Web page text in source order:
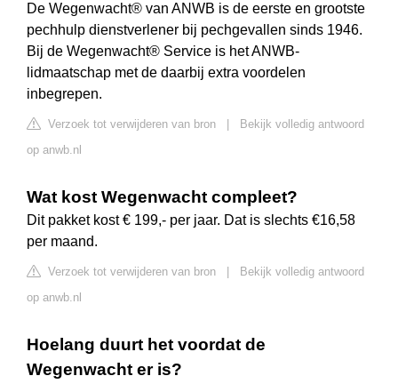
De Wegenwacht® van ANWB is de eerste en grootste
pechhulp dienstverlener bij pechgevallen sinds 1946.
Bij de Wegenwacht® Service is het ANWB-
lidmaatschap met de daarbij extra voordelen
inbegrepen.
Verzoek tot verwijderen van bron
Bekijk volledig antwoord
op anwb.nl
Wat kost Wegenwacht compleet?
Dit pakket kost € 199,- per jaar. Dat is slechts €16,58
per maand.
Verzoek tot verwijderen van bron
Bekijk volledig antwoord
op anwb.nl
Hoelang duurt het voordat de
Wegenwacht er is?